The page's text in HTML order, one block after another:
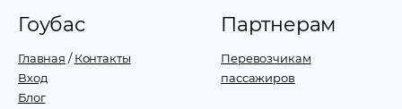
Гоубас
Главная /Контакты
Вход
Блог
Партнерам
Перевозчикам
пассажиров